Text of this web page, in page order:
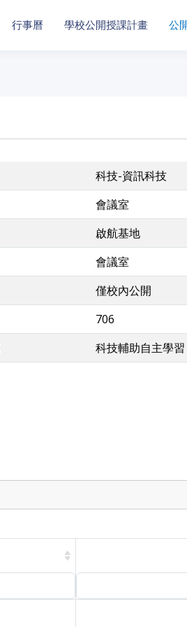
行事曆 學校公開授課計畫 公
科技-資訊科技
會議室
啟航基地
會議室
僅校內公開
706
科技輔助自主學習